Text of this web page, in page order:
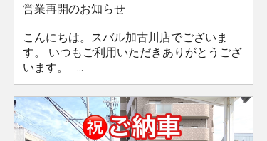
営業再開のお知らせ
こんにちは。スバル加古川店でございま
す。 いつもご利用いただきありがとうござ
います。 ...